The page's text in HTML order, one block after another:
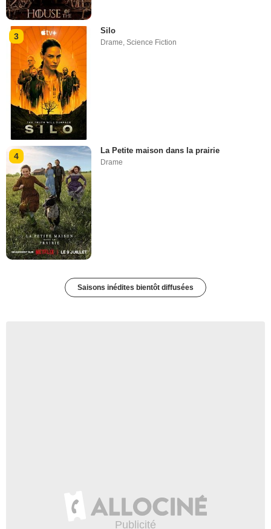
3
Silo
Drame ,Science Fiction
4
La Petite maison dans la prairie
Drame
Saisons inédites bientôt diffusées